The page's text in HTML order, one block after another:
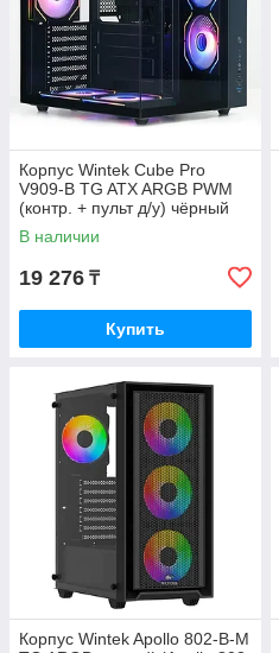
Корпус Wintek Cube Pro
V909-B TG ATX ARGB PWM
(контр. + пульт д/у) чёрный
В наличии
19 276 ₸
Купить
Корпус Wintek Apollo 802-B-M